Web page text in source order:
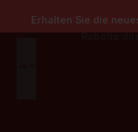
Erhalten Sie die
Rabatte